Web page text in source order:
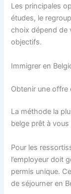
Les principales
études, le
choix dépend de
objectifs.
Immigrer en
Obtenir une offre
La méthode la
belge prêt à vous
Pour les
l’employeur doit
permis unique.
de séjourner en